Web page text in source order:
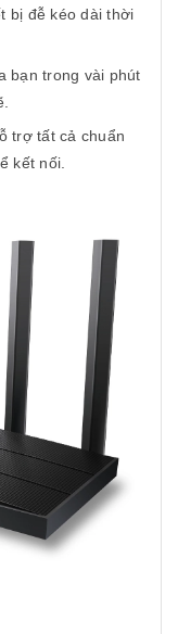
bị đễ kéo dài thời
bạn trong vài phút
trợ tất cả chuẩn
kết nối.